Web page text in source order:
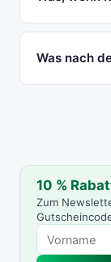
Was nach
10 %
Zum